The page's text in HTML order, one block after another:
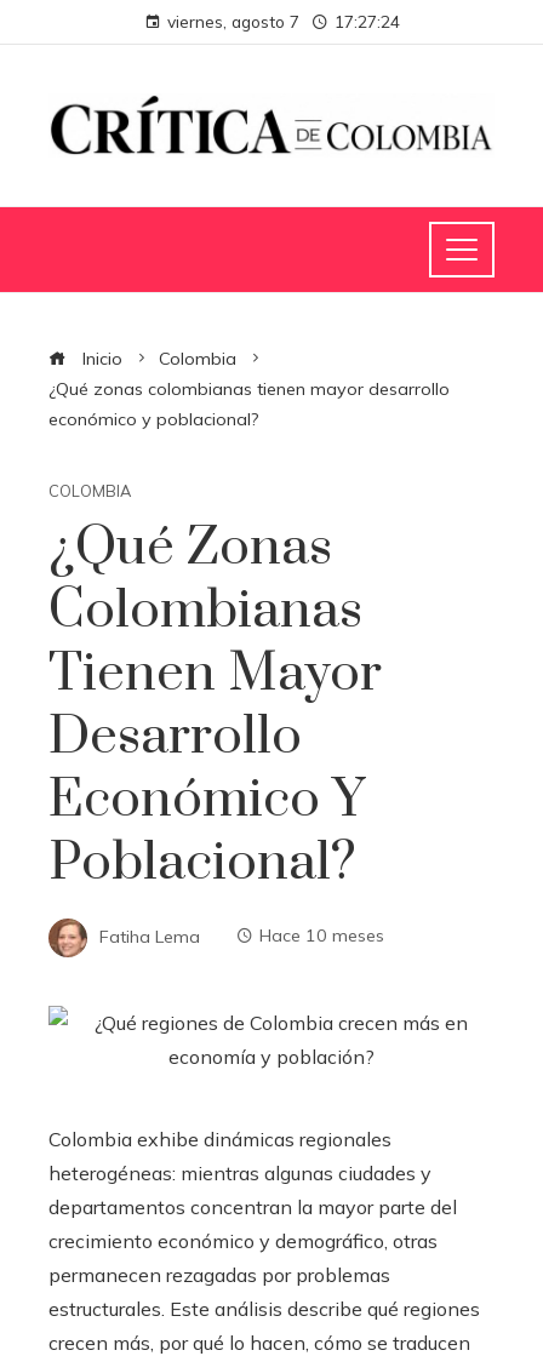
viernes, agosto 7 17:27:26
Inicio
Colombia
¿Qué zonas colombianas tienen mayor desarrollo
económico y poblacional?
COLOMBIA
¿Qué Zonas
Colombianas
Tienen Mayor
Desarrollo
Económico Y
Poblacional?
Fatiha Lema Hace 10 meses
Colombia exhibe dinámicas regionales
heterogéneas: mientras algunas ciudades y
departamentos concentran la mayor parte del
crecimiento económico y demográfico, otras
permanecen rezagadas por problemas
estructurales. Este análisis describe qué regiones
crecen más, por qué lo hacen, cómo se traducen